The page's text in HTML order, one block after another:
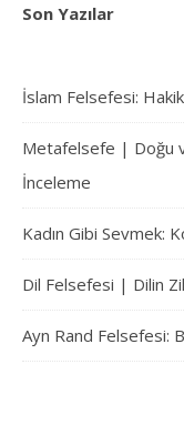
Son Yazılar
İslam Felsefesi:
Metafelsefe | Doğu
İnceleme
Kadın Gibi Sevmek:
Dil Felsefesi | Dilin
Ayn Rand Felsefesi: